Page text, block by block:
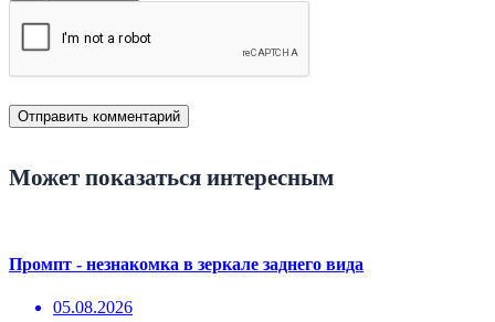
Может показаться интересным
Промпт - незнакомка в зеркале заднего вида
05.08.2026